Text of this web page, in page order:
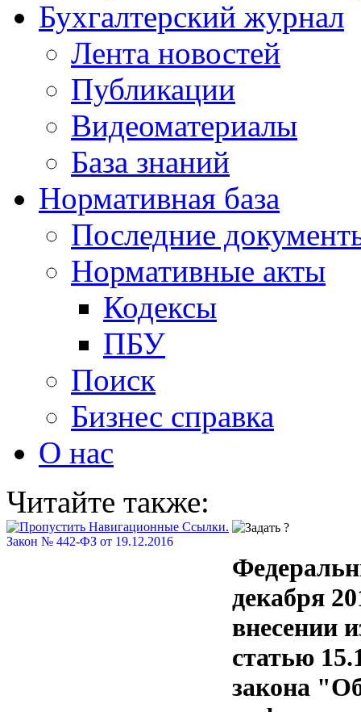
Бухгалтерский журнал
Лента новостей
Публикации
Видеоматериалы
База знаний
Нормативная база
Последние
Нормативные акты
Кодексы
ПБУ
Поиск
Бизнес справка
О нас
Читайте также:
Закон № 442-ФЗ от 19.12.2016
декабря
внесении
статью
закона